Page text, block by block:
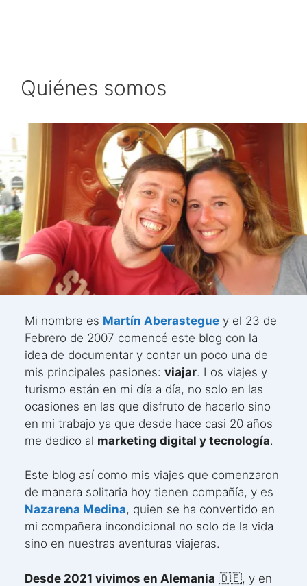
Quiénes somos
Mi nombre es Martín Aberasteguey el 23 de
Febrero de 2007 comencé este blog con la
idea de documentar y contar un poco una de
mis principales pasiones: viajar. Los viajes y
turismo están en mi día a día, no solo en las
ocasiones en las que disfruto de hacerlo sino
en mi trabajo ya que desde hace casi 20 años
me dedico al marketing digital y tecnología.
Este blog así como mis viajes que comenzaron
de manera solitaria hoy tienen compañía, y es
Nazarena Medina, quien se ha convertido en
mi compañera incondicional no solo de la vida
sino en nuestras aventuras viajeras.
Desde 2021 vivimos en Alemania 🇩🇪, y en